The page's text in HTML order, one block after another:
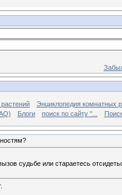
Энциклопедия комнатных
Блоги поиск по сайту "...
судьбе или стараетесь